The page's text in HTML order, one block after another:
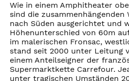
Wie in einem Amphitheater
sind die zusammenhängenden
nach Süden ausgerichtet und
Höhenunterschied von 60m
im malerischen Fronsac,
stand seit 2000 unter Leitung
einem Anteilseigner der
Supermarktkette Carrefour.
unter tragischen Umständen